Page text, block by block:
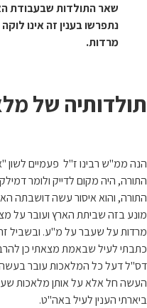
שאר התולדות שבעבודת
נתפרשו בענין זהאינו
מרדות.
תולדותיה של
הנה ממ"ש רבינו ז"ל פעמיים לשון
התורה, היה מקום לדייק ולומר
התורה, והוא איסור עשה דושבתה
מונע בזה שביתת הארץ ועובר על
מרדות על שעבר על מ"ע. ובשביל זה
כתבתי לעיל שבאמת מצאתי כן
דס"ל דעל כל המלאכות עובר בעשה,
העשה חל אלא על אותן מלאכות
ביארתי הענין לעיל באה"ט.